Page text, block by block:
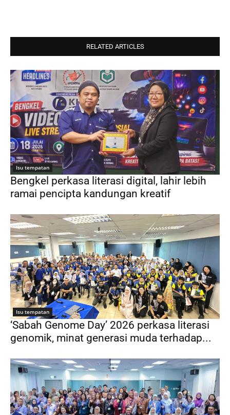
RELATED ARTICLES
Isu tempatan
Bengkel perkasa literasi digital, lahir lebih
ramai pencipta kandungan kreatif
Isu tempatan
‘Sabah Genome Day’ 2026 perkasa literasi
genomik, minat generasi muda terhadap...